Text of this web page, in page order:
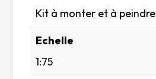
Kit à monter et à peindre
Echelle
1:75